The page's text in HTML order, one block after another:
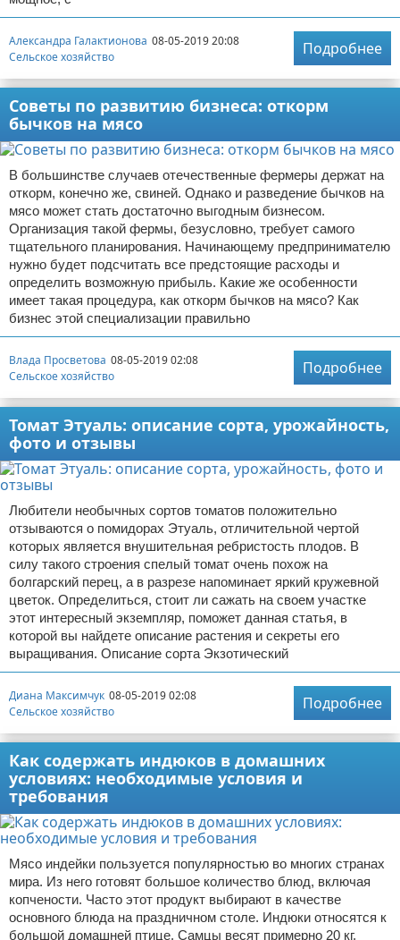
Александра Галактионова 08-05-2019 20:08
Сельское хозяйство
Подробнее
Советы по развитию бизнеса: откорм
бычков на мясо
В большинстве случаев отечественные фермеры держат на
откорм, конечно же, свиней. Однако и разведение бычков на
мясо может стать достаточно выгодным бизнесом.
Организация такой фермы, безусловно, требует самого
тщательного планирования. Начинающему предпринимателю
нужно будет подсчитать все предстоящие расходы и
определить возможную прибыль. Какие же особенности
имеет такая процедура, как откорм бычков на мясо? Как
бизнес этой специализации правильно
Влада Просветова 08-05-2019 02:08
Сельское хозяйство
Подробнее
Томат Этуаль: описание сорта, урожайность,
фото и отзывы
Любители необычных сортов томатов положительно
отзываются о помидорах Этуаль, отличительной чертой
которых является внушительная ребристость плодов. В
силу такого строения спелый томат очень похож на
болгарский перец, а в разрезе напоминает яркий кружевной
цветок. Определиться, стоит ли сажать на своем участке
этот интересный экземпляр, поможет данная статья, в
которой вы найдете описание растения и секреты его
выращивания. Описание сорта Экзотический
Диана Максимчук 08-05-2019 02:08
Сельское хозяйство
Подробнее
Как содержать индюков в домашних
условиях: необходимые условия и
требования
Мясо индейки пользуется популярностью во многих странах
мира. Из него готовят большое количество блюд, включая
копчености. Часто этот продукт выбирают в качестве
основного блюда на праздничном столе. Индюки относятся к
большой домашней птице. Самцы весят примерно 20 кг,